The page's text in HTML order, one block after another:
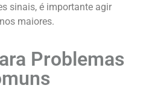
sinais, é importante agir
maiores.
Problemas